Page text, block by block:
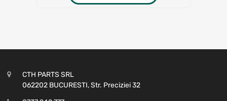
CTH PARTS SRL
062202 BUCURESTI, Str. Preciziei 32